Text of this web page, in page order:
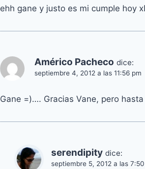
ehh gane y justo es mi cumple hoy
Américo Pacheco dice:
septiembre 4, 2012 a las 11:56 pm
Gane =)…. Gracias Vane, pero
serendipity dice:
septiembre 5, 2012 a las